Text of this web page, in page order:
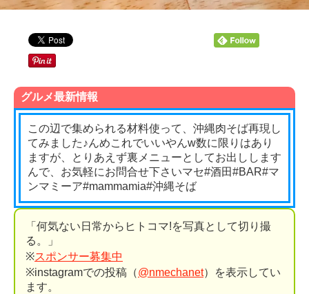
グルメ最新情報
この辺で集められる材料使って、沖縄肉そば再現し
てみました♪んめ️これでいいやんw数に限りはあり
ますが、とりあえず裏メニューとしてお出しします
んで、お気軽にお問合せ下さいマセ#酒田#BAR#マ
ンマミーア#mammamia#沖縄そば
「何気ない日常からヒトコマ!を写真として切り撮
る。」
※スポンサー募集中
※instagramでの投稿（@nmechanet）を表示してい
ます。